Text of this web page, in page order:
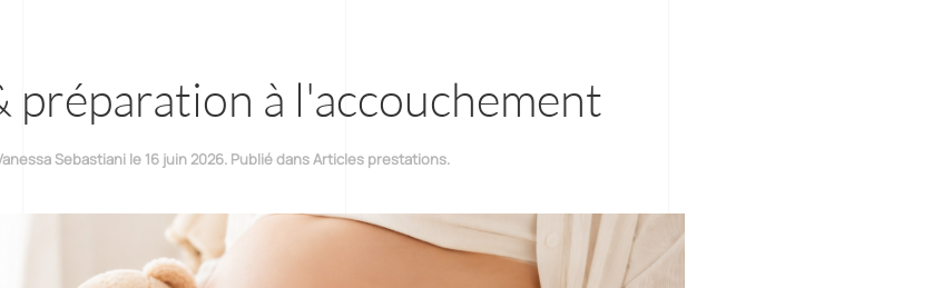
préparation à l'accouchement
Sebastiani le 16 juin 2026. Publié dansArticles prestations.